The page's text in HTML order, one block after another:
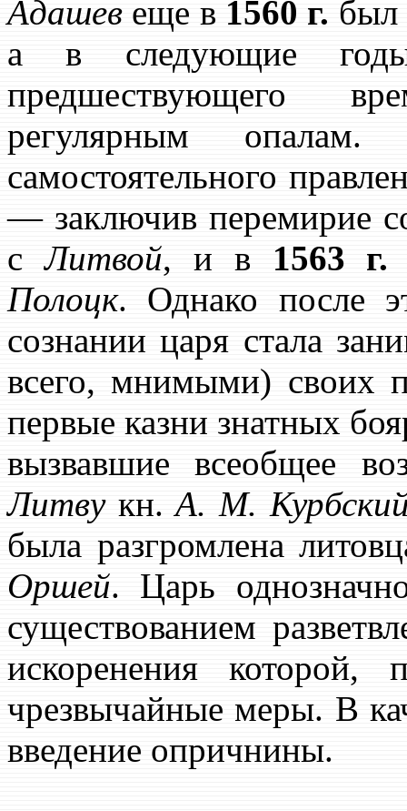
Адашев еще в 1560 г. был
а в следующие годы
предшествующего
регулярным
самостоятельного
— заключив перемирие
сЛитвой, и в 1563 г.
Полоцк. Однако после
сознании царя стала
всего, мнимыми) своих
первые казни знатных
вызвавшие всеобщее
Литвукн.А. М.
была разгромлена
Оршей. Царь
существованием
искоренения которой,
чрезвычайные меры. В
введение опричнины.